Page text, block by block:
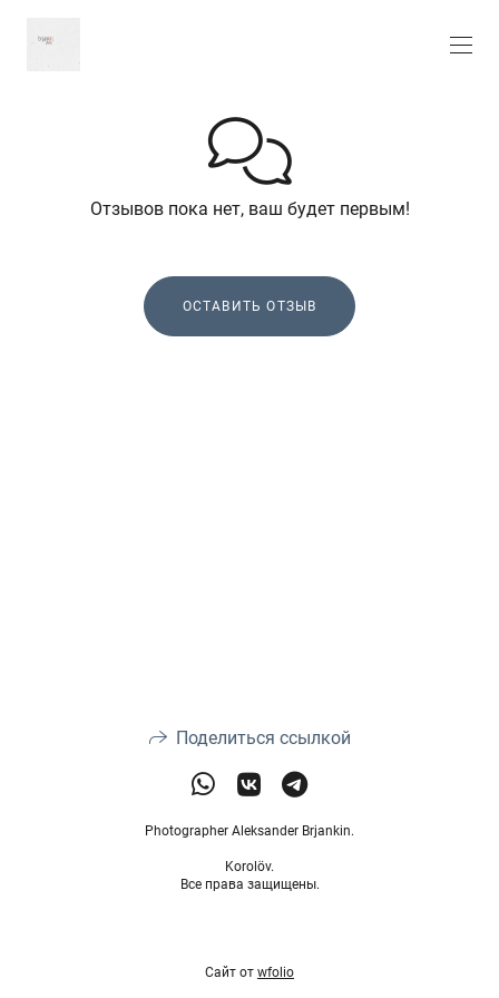
Отзывов пока нет, ваш будет первым!
ОСТАВИТЬ ОТЗЫВ
Поделиться ссылкой
Photographer Aleksander Brjankin.
Korolöv.
Все права защищены.
Сайт от wfolio